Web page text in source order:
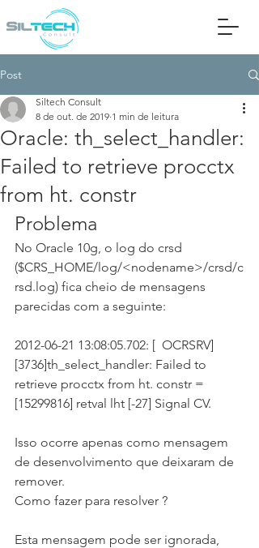
Post
Oracle: th_select_handler:
Failed to retrieve procctx
from ht. constr
Siltech Consult
8 de out. de 2019 1 min de leitura
Problema
No Oracle 10g, o log do crsd
($CRS_HOME/log/<nodename>/crsd/c
rsd.log) fica cheio de mensagens
parecidas com a seguinte:
2012-06-21 13:08:05.702: [  OCRSRV]
[3736]th_select_handler: Failed to
retrieve procctx from ht. constr =
[15299816] retval lht [-27] Signal CV.
Isso ocorre apenas como mensagem
de desenvolvimento que deixaram de
remover.
Como fazer para resolver ?
Esta mensagem pode ser ignorada,